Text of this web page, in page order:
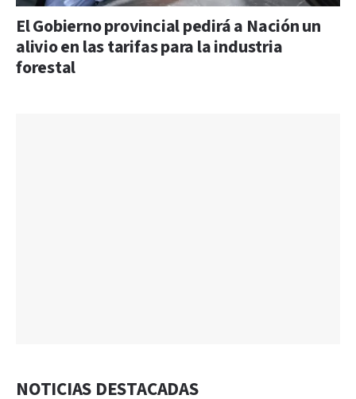
El Gobierno provincial pedirá a Nación un
alivio en las tarifas para la industria
forestal
NOTICIAS DESTACADAS